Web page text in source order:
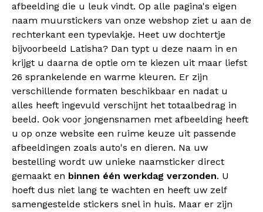
afbeelding die u leuk vindt. Op alle pagina's eigen
naam muurstickers van onze webshop ziet u aan de
rechterkant een typevlakje. Heet uw dochtertje
bijvoorbeeld Latisha? Dan typt u deze naam in en
krijgt u daarna de optie om te kiezen uit maar liefst
26 sprankelende en warme kleuren. Er zijn
verschillende formaten beschikbaar en nadat u
alles heeft ingevuld verschijnt het totaalbedrag in
beeld. Ook voor jongensnamen met afbeelding heeft
u op onze website een ruime keuze uit passende
afbeeldingen zoals auto's en dieren. Na uw
bestelling wordt uw unieke naamsticker direct
gemaakt en binnen één werkdag verzonden. U
hoeft dus niet lang te wachten en heeft uw zelf
samengestelde stickers snel in huis. Maar er zijn